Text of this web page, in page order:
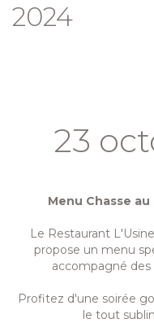
2024
23
Menu Chasse
Le Restaurant
propose un menu
accompagné des
Profitez d'une soirée
le tout